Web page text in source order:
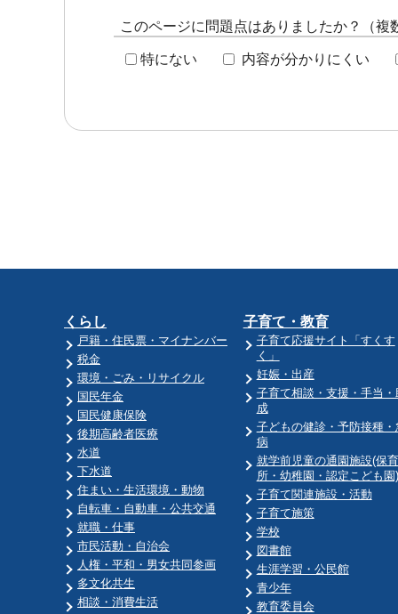
このページに問題点はありましたか？（複
特にない 内容が分かりにくい
くらし
戸籍・住民票・マイナンバー
税金
環境・ごみ・リサイクル
国民年金
国民健康保険
後期高齢者医療
水道
下水道
住まい・生活環境・動物
自転車・自動車・公共交通
就職・仕事
市民活動・自治会
人権・平和・男女共同参画
多文化共生
相談・消費生活
子育て・教育
子育て応援サイト「すくす
く」
妊娠・出産
子育て相談・支援・手当・
成
子どもの健診・予防接種・
病
就学前児童の通園施設(保育
所・幼稚園・認定こども園)
子育て関連施設・活動
子育て施策
学校
図書館
生涯学習・公民館
青少年
教育委員会